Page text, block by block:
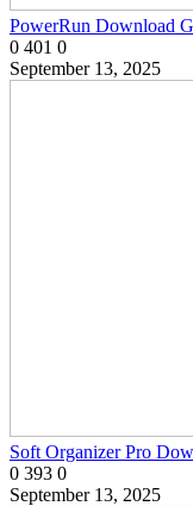
PowerRun Download
0 401 0
September 13, 2025
Soft Organizer Pro
0 393 0
September 13, 2025